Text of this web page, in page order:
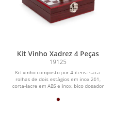
Kit Vinho Xadrez 4 Peças
19125
Kit vinho composto por 4 itens: saca-
rolhas de dois estágios em inox 201,
corta-lacre em ABS e inox, bico dosador